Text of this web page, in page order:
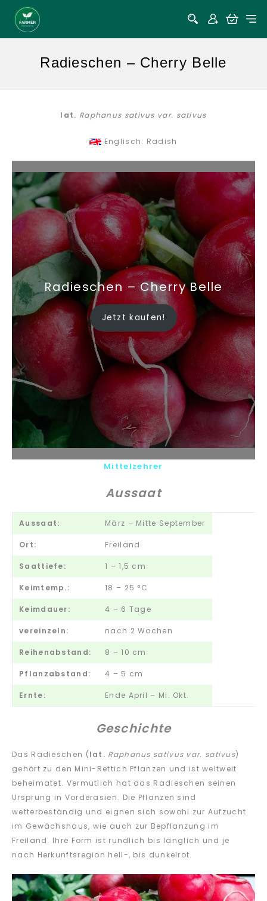
Radieschen – Cherry Belle
lat. Raphanus sativus var. sativus
Englisch: Radish
Radieschen – Cherry Belle
Jetzt kaufen!
Mittelzehrer
Aussaat
Aussaat: März – Mitte September
Ort: Freiland
Saattiefe: 1 – 1,5 cm
Keimtemp.: 18 – 25 °C
Keimdauer: 4 – 6 Tage
vereinzeln: nach 2 Wochen
Reihenabstand: 8 – 10 cm
Pflanzabstand: 4 – 5 cm
Ernte: Ende April – Mi. Okt.
Geschichte
Das Radieschen (lat. Raphanus sativus var. sativus)
gehört zu den Mini-Rettich Pflanzen und ist weltweit
beheimatet. Vermutlich hat das Radieschen seinen
Ursprung in Vorderasien. Die Pflanzen sind
wetterbeständig und eignen sich sowohl zur Aufzucht
im Gewächshaus, wie auch zur Bepflanzung im
Freiland. Ihre Form ist rundlich bis länglich und je
nach Herkunftsregion hell-, bis dunkelrot.